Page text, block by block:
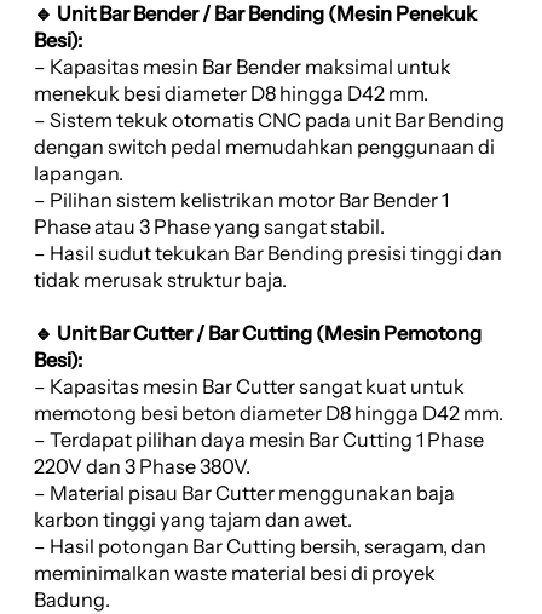
🔹 Unit Bar Bender / Bar Bending (Mesin Penekuk
Besi):
– Kapasitas mesin Bar Bender maksimal untuk
menekuk besi diameter D8 hingga D42 mm.
– Sistem tekuk otomatis CNC pada unit Bar Bending
dengan switch pedal memudahkan penggunaan di
lapangan.
– Pilihan sistem kelistrikan motor Bar Bender 1
Phase atau 3 Phase yang sangat stabil.
– Hasil sudut tekukan Bar Bending presisi tinggi dan
tidak merusak struktur baja.
🔹 Unit Bar Cutter / Bar Cutting (Mesin Pemotong
Besi):
– Kapasitas mesin Bar Cutter sangat kuat untuk
memotong besi beton diameter D8 hingga D42 mm.
– Terdapat pilihan daya mesin Bar Cutting 1 Phase
220V dan 3 Phase 380V.
– Material pisau Bar Cutter menggunakan baja
karbon tinggi yang tajam dan awet.
– Hasil potongan Bar Cutting bersih, seragam, dan
meminimalkan waste material besi di proyek
Badung.